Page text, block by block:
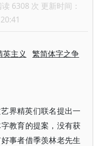
6308 次 更新时间：
英主义 繁简体字之争
界精英们联名提出一
教育的提案，没有获
事者借季羡林老先生